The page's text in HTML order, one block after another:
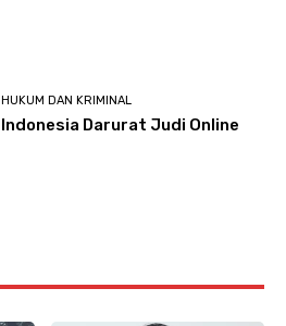
HUKUM DAN KRIMINAL
Indonesia Darurat Judi Online